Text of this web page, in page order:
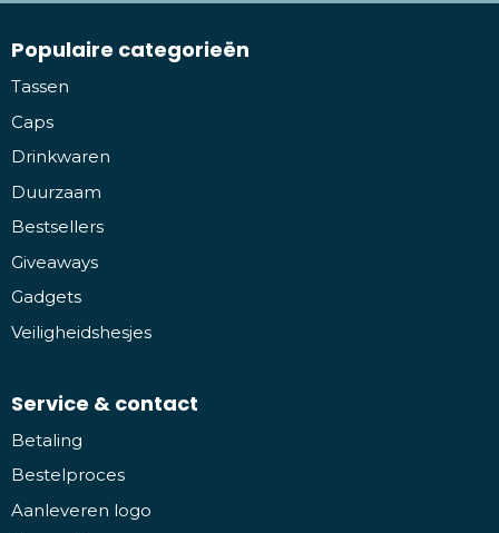
Populaire categorieën
Tassen
Caps
Drinkwaren
Duurzaam
Bestsellers
Giveaways
Gadgets
Veiligheidshesjes
Service & contact
Betaling
Bestelproces
Aanleveren logo